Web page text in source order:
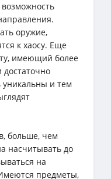
оружие,
к хаосу. Еще
имеющий более
уникальны и тем
больше, чем
насчитывать до
на
предметы,